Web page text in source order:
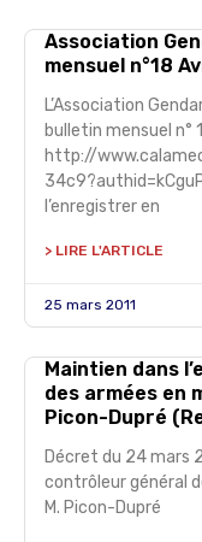
Association
mensuel n°18
L’Association
bulletin mensuel n°
http://
l’enregistrer en
> LIRE L'ARTICLE
25 mars 2011
Maintien dans
des armées en
Picon-Dupré
Décret du 24 mars
contrôleur général
M. Picon-Dupré